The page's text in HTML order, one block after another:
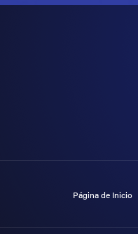
Página de Inicio